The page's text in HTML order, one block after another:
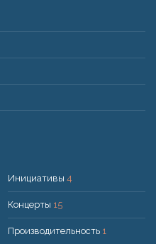
Инициативы 4
Концерты 15
Производительность 1